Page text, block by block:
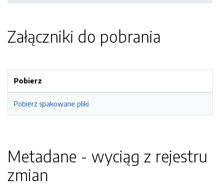
Załączniki do pobrania
Pobierz
Pobierz spakowane pliki
Metadane - wyciąg z rejestru
zmian